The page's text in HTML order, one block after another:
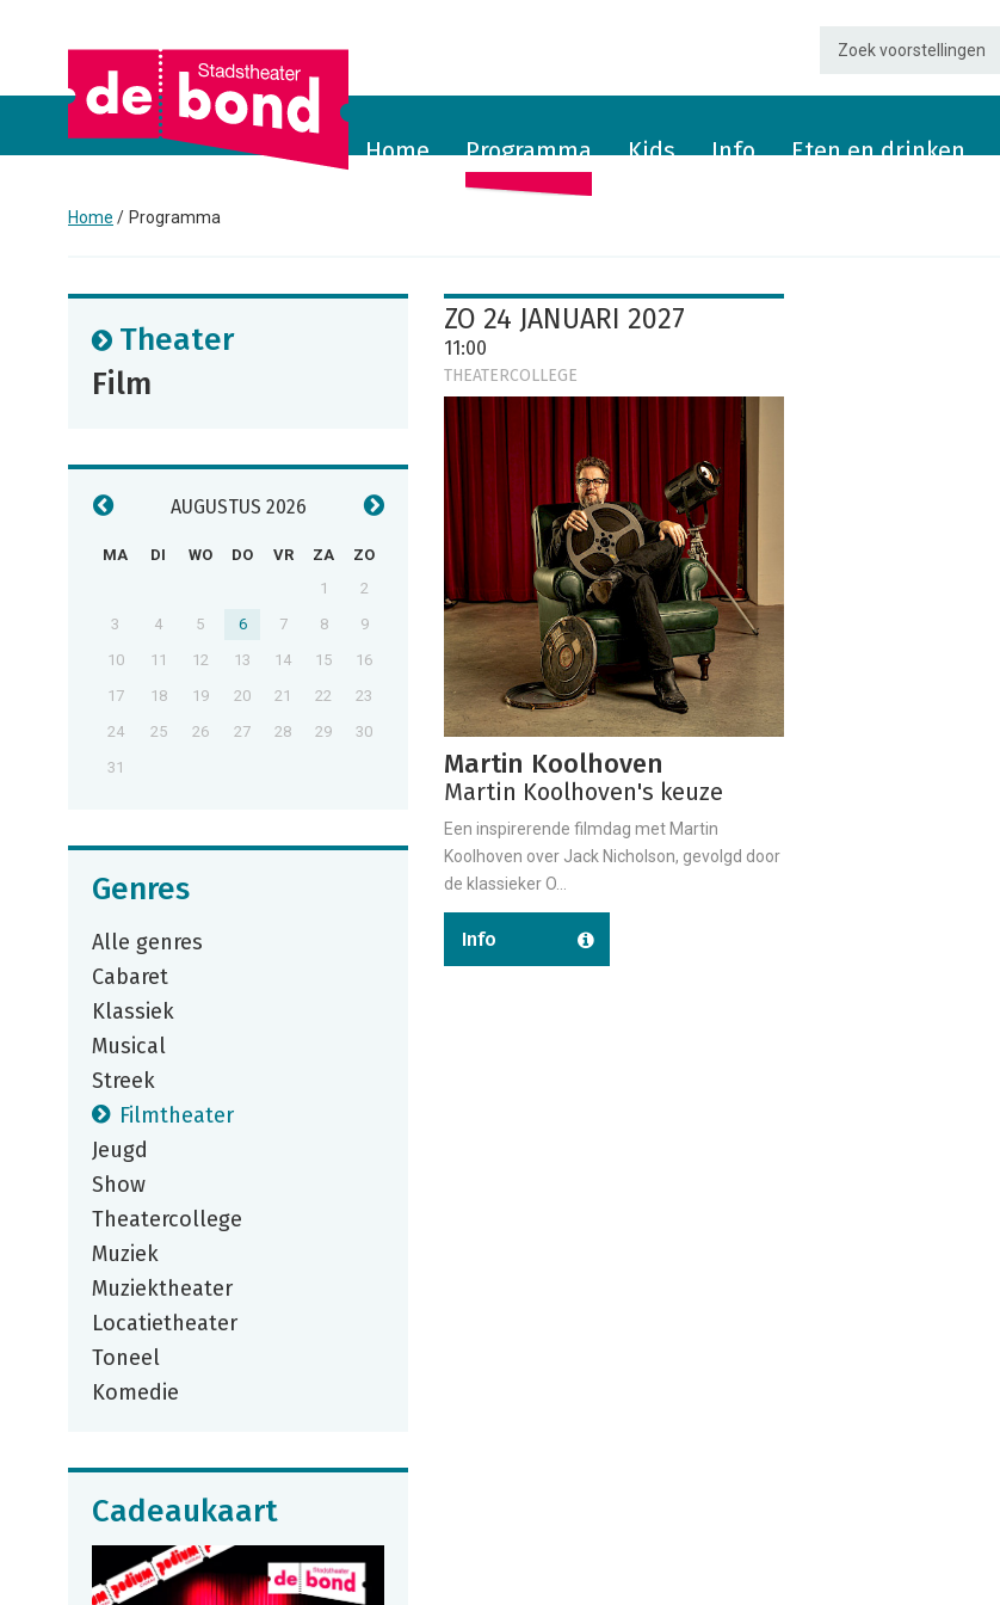
Home Programma Kids Info Eten en drinken
Home Programma
Theater
Film
AUGUSTUS 2026
MA DI WO DO VR ZA
ZO
1
2
3
4 5 6 7 8
9
10
11 12 13 14 15
16
17
18 19 20 21 22
23
24
25 26 27 28 29
30
31
Genres
Alle genres
Cabaret
Klassiek
Musical
Streek
Filmtheater
Jeugd
Show
Theatercollege
Muziek
Muziektheater
Locatietheater
Toneel
Komedie
Cadeaukaart
ZO 24 JANUARI 2027
11:00
THEATERCOLLEGE
Martin Koolhoven
Martin Koolhoven's keuze
Een inspirerende filmdag met Martin
Koolhoven over Jack Nicholson, gevolgd door
de klassieker O...
Info